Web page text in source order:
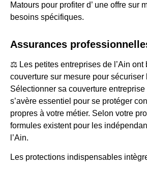
Matours pour profiter d’ une offre sur
besoins spécifiques.
Assurances
⚖️ Les petites entreprises de l’Ain ont
couverture sur mesure pour sécuriser
Sélectionner sa couverture entreprise
s’avère essentiel pour se protéger
propres à votre métier. Selon votre
formules existent pour les
l’Ain.
Les protections indispensables